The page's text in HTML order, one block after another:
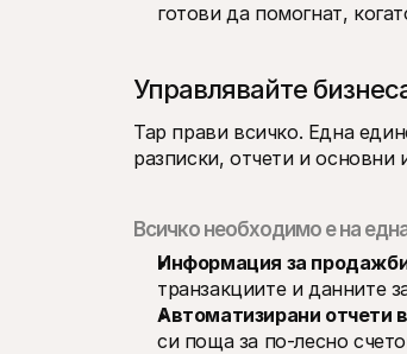
готови да помогнат,
Управлявайте
Tap прави всичко. Една
разписки, отчети и
Всичко необходимо е на
Информация за
транзакциите и данните
Автоматизирани отчети
си поща за по-лесно